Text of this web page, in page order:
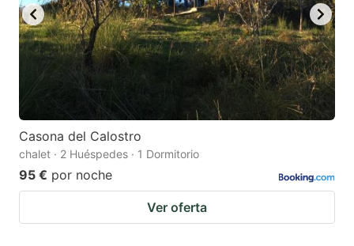
Casona del Calostro
chalet · 2 Huéspedes · 1 Dormitorio
95 € por noche
Ver oferta